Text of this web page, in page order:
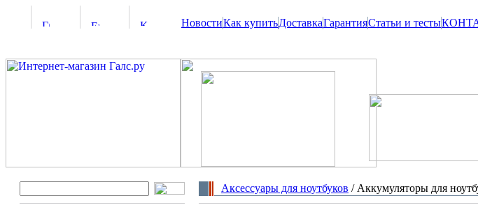
НовостиКак купитьДоставкаГарантияСтатьи и тесты
Аксессуары для ноутбуков / Аккумуляторы для